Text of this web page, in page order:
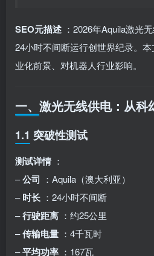
SEO元描述 ：2026年Aquila激光
24小时不间断运行创世界纪录。
业化前景、对机器人行业影响。
一、激光无线供电：从科
1.1 突破性测试
测试详情 ：
–公司 ：Aquila（澳大利亚）
–时长 ：24小时不间断
–行驶距离 ：约25公里
–传输电量 ：4千瓦时
–平均功率 ：167瓦